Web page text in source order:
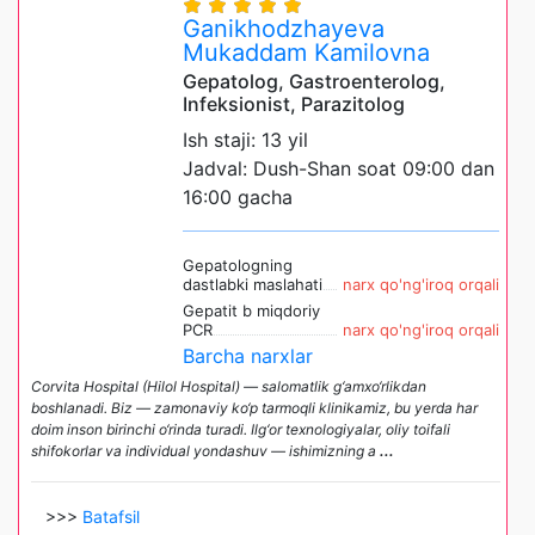
Ganikhodzhayeva
Mukaddam Kamilovna
Gepatolog, Gastroenterolog,
Infeksionist, Parazitolog
Ish staji: 13 yil
Jadval: Dush-Shan soat 09:00 dan
16:00 gacha
Gepatologning
dastlabki maslahati
narx qo'ng'iroq orqali
Gepatit b miqdoriy
PCR
narx qo'ng'iroq orqali
Barcha narxlar
Corvita Hospital (Hilol Hospital) — salomatlik g‘amxo‘rlikdan
boshlanadi. Biz — zamonaviy ko‘p tarmoqli klinikamiz, bu yerda har
doim inson birinchi o‘rinda turadi. Ilg‘or texnologiyalar, oliy toifali
shifokorlar va individual yondashuv — ishimizning a ...
>>> Batafsil